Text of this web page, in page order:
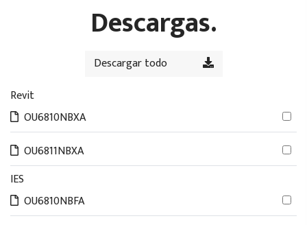
Descargas.
Descargar todo
Revit
OU6810NBXA
OU6811NBXA
IES
OU6810NBFA